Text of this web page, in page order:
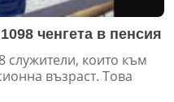
ченгета в пенсия
служители, които към
възраст. Това